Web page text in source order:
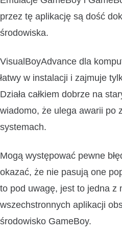
przez tę aplikację są dość
środowiska.
VisualBoyAdvance dla
łatwy w instalacji i zajmuje
Działa całkiem dobrze na
wiadomo, że ulega awarii po
systemach.
Mogą występować pewne
okazać, że nie pasują one
to pod uwagę, jest to jedna z
wszechstronnych aplikacji
środowisko GameBoy.